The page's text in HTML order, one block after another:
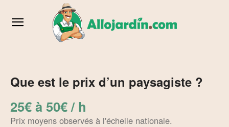
Que est le prix d’un paysagiste ?
25€ à 50€ / h
Prix moyens observés à l'échelle nationale.